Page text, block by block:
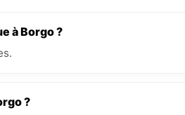
à Borgo ?
?